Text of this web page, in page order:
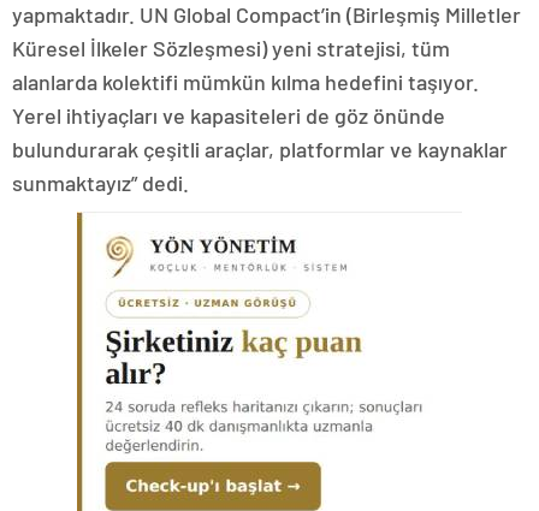
yapmaktadır. UN Global Compact’in (Birleşmiş Milletler
Küresel İlkeler Sözleşmesi) yeni stratejisi, tüm
alanlarda kolektifi mümkün kılma hedefini taşıyor.
Yerel ihtiyaçları ve kapasiteleri de göz önünde
bulundurarak çeşitli araçlar, platformlar ve kaynaklar
sunmaktayız” dedi.